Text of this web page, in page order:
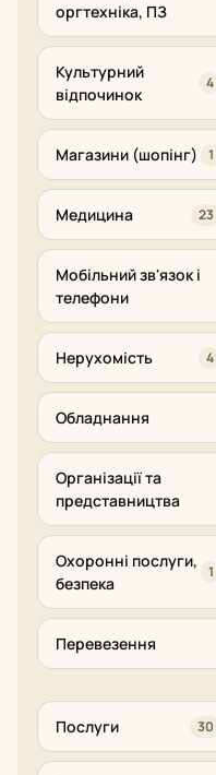
оргтехніка, ПЗ
Культурний
відпочинок
4
Магазини (шопінг) 1
Медицина 23
Мобільний зв'язок і
телефони
Нерухомість 4
Обладнання
Організації та
представництва
Охоронні послуги,
безпека
1
Перевезення
Послуги 30